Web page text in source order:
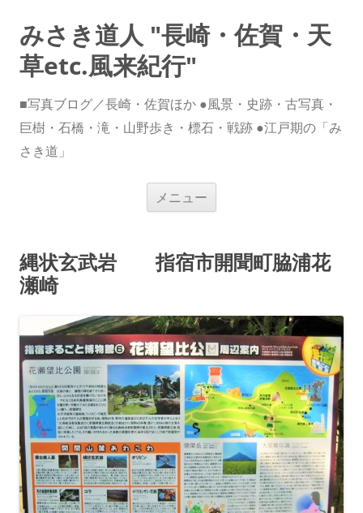
みさき道人 "長崎・佐賀・天
草etc.風来紀行"
■写真ブログ／長崎・佐賀ほか ●風景・史跡・古写真・
巨樹・石橋・滝・山野歩き・標石・戦跡 ●江戸期の「み
さき道」
メニュー
ス
キ
縄状玄武岩 指宿市開聞町脇浦花
瀬崎